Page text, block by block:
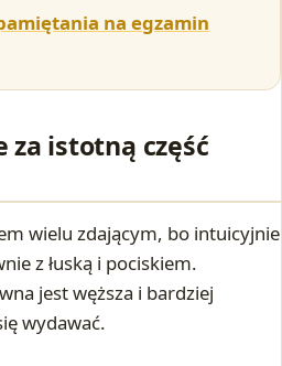
na egzamin
za istotną część
wielu zdającym, bo intuicyjnie
z łuską i pociskiem.
jest węższa i bardziej
wydawać.